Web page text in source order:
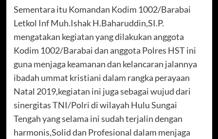
Sementara itu Komandan Kodim 1002/Barabai
Letkol Inf Muh.Ishak H.Baharuddin,SI.P.
mengatakan kegiatan yang dilakukan anggota
Kodim 1002/Barabai dan anggota Polres HST ini
guna menjaga keamanan dan kelancaran jalannya
ibadah ummat kristiani dalam rangka perayaan
Natal 2019,kegiatan ini juga sebagai wujud dari
sinergitas TNI/Polri di wilayah Hulu Sungai
Tengah yang selama ini sudah terjalin dengan
harmonis,Solid dan Profesional dalam menjaga